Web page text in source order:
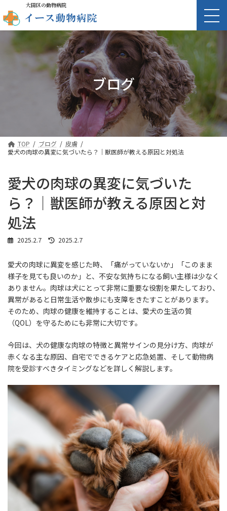
大田区の動物病院
ブログ
TOP ブログ
皮膚
愛犬の肉球の異変に気づいたら？｜獣医師が教える原因と対処法
愛犬の肉球の異変に気づいた
ら？｜獣医師が教える原因と対
処法
2025.2.7
最
新
日
時
:
2025.2.7
愛犬の肉球に異変を感じた時、「痛がっていないか」「このまま
様子を見ても良いのか」と、不安な気持ちになる飼い主様は少なく
ありません。肉球は犬にとって非常に重要な役割を果たしており、
異常があると日常生活や散歩にも支障をきたすことがあります。
そのため、肉球の健康を維持することは、愛犬の生活の質
（QOL）を守るためにも非常に大切です。
今回は、犬の健康な肉球の特徴と異常サインの見分け方、肉球が
赤くなる主な原因、自宅でできるケアと応急処置、そして動物病
院を受診すべきタイミングなどを詳しく解説します。